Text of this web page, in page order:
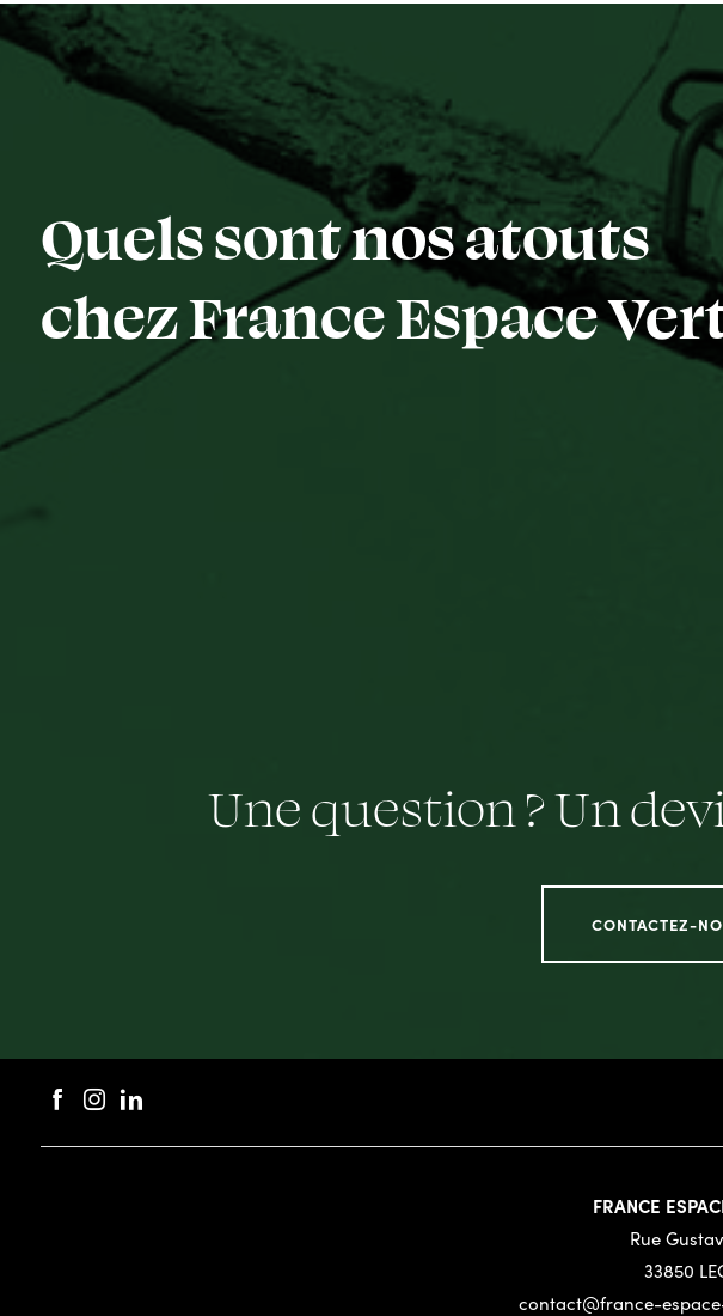
Quels sont nos atouts
chez France Espace
Une question ? Un
CONTACTEZ-
FRANCE
Rue
33850
contact@france-